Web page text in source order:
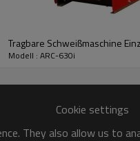
Tragbare Schweißmaschine
Modell : ARC-630i
Cookie settings
They also allow us to